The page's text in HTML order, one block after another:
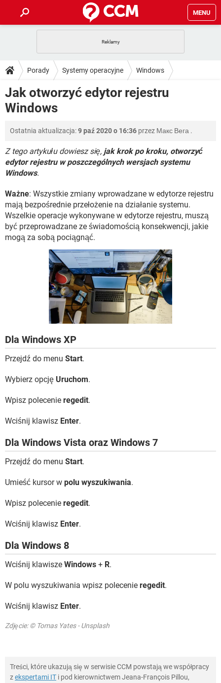
MENU
GRY WHATSAPP
SPOTIFY NETFLIX
INSTAGRAM
PORADY
PlayStation TIKTOK
GRY WHATSAPP
INSTAGRAM FACEBOOK
WINDOWS 10
DO POBRANIA
ANDROID
INSTAGRAM FACEBOOK
WINDOWS 10
FORUM
COVID-19 TIKTOK
GRY WHATSAPP
SPOTIFY NETFLIX
COVID-19 TIKTOK
GRY
SPOTIFY NETFLIX
INSTAGRAM FACEBOOK
WINDOWS 10
Porady Systemy operacyjne Windows
Jak otworzyć edytor rejestru
Windows
Ostatnia aktualizacja:9 paź 2020 o 16:36 przez Макс Вега .
Z tego artykułu dowiesz się, jak krok po kroku, otworzyć
edytor rejestru w poszczególnych wersjach systemu
Windows.
Ważne: Wszystkie zmiany wprowadzane w edytorze rejestru
mają bezpośrednie przełożenie na działanie systemu.
Wszelkie operacje wykonywane w edytorze rejestru, muszą
być przeprowadzane ze świadomością konsekwencji, jakie
mogą za sobą pociągnąć.
Dla Windows XP
Przejdź do menu Start.
Wybierz opcję Uruchom.
Wpisz polecenie regedit.
Wciśnij klawisz Enter.
Dla Windows Vista oraz Windows 7
Przejdź do menu Start.
Umieść kursor w polu wyszukiwania.
Wpisz polecenie regedit.
Wciśnij klawisz Enter.
Dla Windows 8
Wciśnij klawisze Windows + R.
W polu wyszukiwania wpisz polecenie regedit.
Wciśnij klawisz Enter.
Zdjęcie: © Tomas Yates - Unsplash
Treści, które ukazują się w serwisie CCM powstają we współpracy
zekspertami IT i pod kierownictwem Jeana-François Pillou,